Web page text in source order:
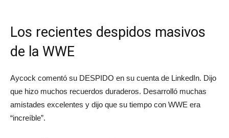
Los recientes despidos masivos
de la WWE
Aycock comentó su DESPIDO en su cuenta de LinkedIn. Dijo
que hizo muchos recuerdos duraderos. Desarrolló muchas
amistades excelentes y dijo que su tiempo con WWE era
“increíble”.